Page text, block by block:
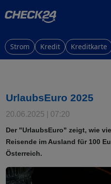
Strom Kredit Kreditkarte
UrlaubsEuro 2025
20.06.2025 | 07:20
Der "UrlaubsEuro" zeigt, wie
Reisende im Ausland für 100
Österreich.